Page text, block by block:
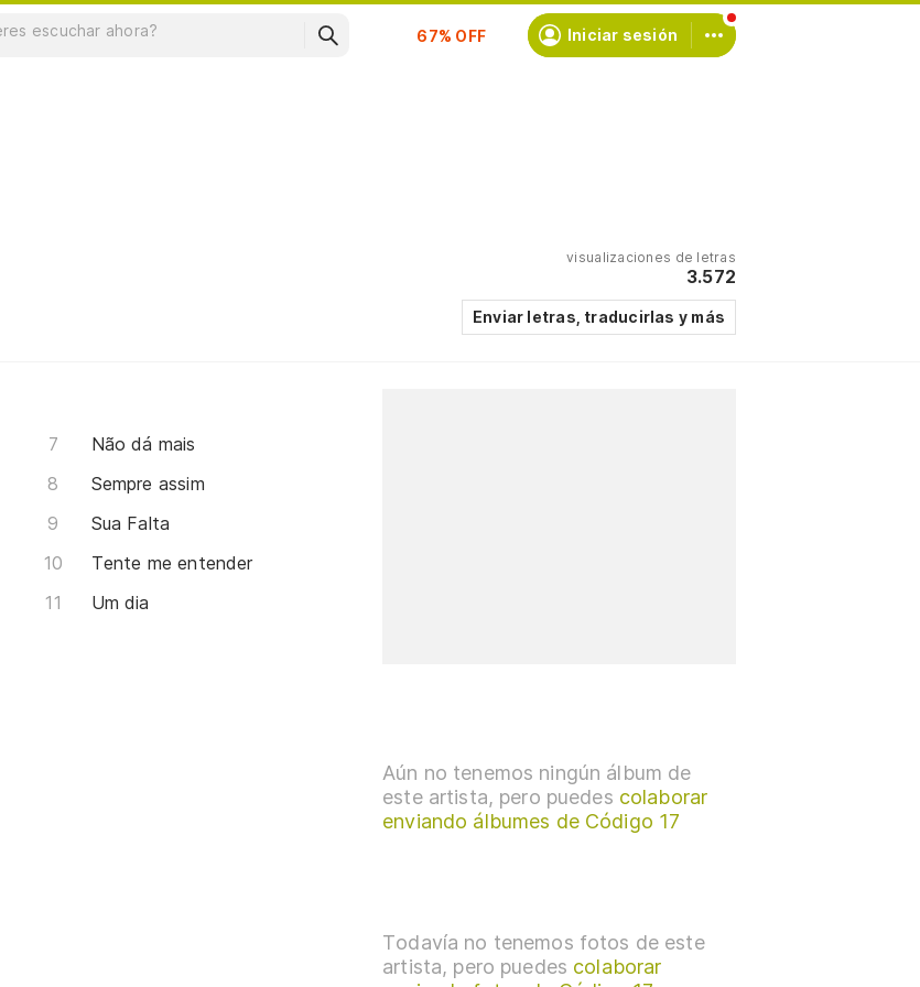
Suscríbete Iniciar sesión
visualizaciones de letras
3.572
Enviar letras, traducirlas y más
Não dá mais
Sempre assim
Sua Falta
Tente me entender
Um dia
Aún no tenemos ningún álbum de
este artista, pero puedes colaborar
enviando álbumes de Código 17
Todavía no tenemos fotos de este
artista, pero puedes colaborar